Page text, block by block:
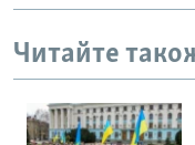
Читайте